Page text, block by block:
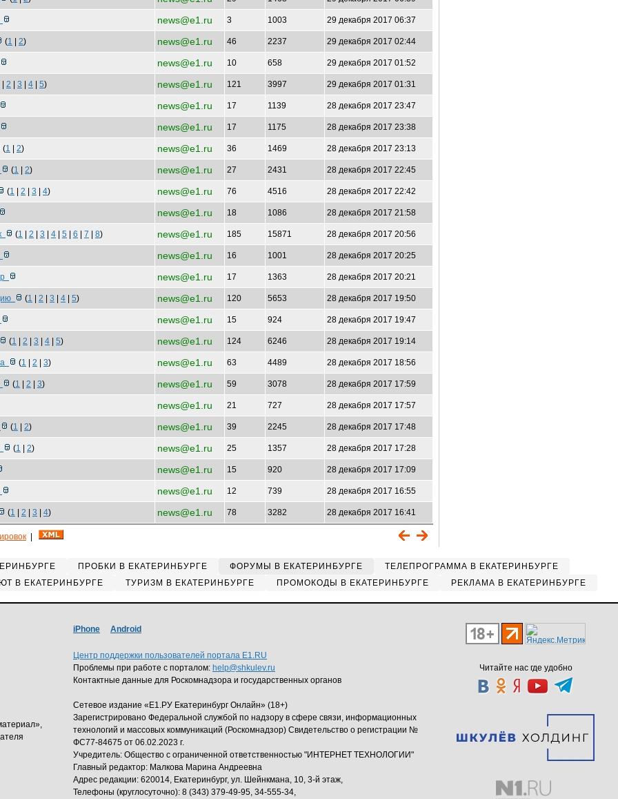
news@e1.ru 3 1003 29 декабря 2017 06:37
(1 2) news@e1.ru 46 2237 29 декабря 2017 02:44
news@e1.ru 10 658 29 декабря 2017 01:52
2 3 4 5) news@e1.ru 121 3997 29 декабря 2017 01:31
news@e1.ru 17 1139 28 декабря 2017 23:47
news@e1.ru 17 1175 28 декабря 2017 23:38
(1 2) news@e1.ru 36 1469 28 декабря 2017 23:13
(1 2) news@e1.ru 27 2431 28 декабря 2017 22:45
(1 2 3 4) news@e1.ru 76 4516 28 декабря 2017 22:42
news@e1.ru 18 1086 28 декабря 2017 21:58
(1 2 3 4 5 6 7 8) news@e1.ru 185 15871 28 декабря 2017 20:56
news@e1.ru 16 1001 28 декабря 2017 20:25
news@e1.ru 17 1363 28 декабря 2017 20:21
(1 2 3 4 5) news@e1.ru 120 5653 28 декабря 2017 19:50
news@e1.ru 15 924 28 декабря 2017 19:47
(1 2 3 4 5) news@e1.ru 124 6246 28 декабря 2017 19:14
(1 2 3) news@e1.ru 63 4489 28 декабря 2017 18:56
(1 2 3) news@e1.ru 59 3078 28 декабря 2017 17:59
news@e1.ru 21 727 28 декабря 2017 17:57
(1 2) news@e1.ru 39 2245 28 декабря 2017 17:48
(1 2) news@e1.ru 25 1357 28 декабря 2017 17:28
news@e1.ru 15 920 28 декабря 2017 17:09
news@e1.ru 12 739 28 декабря 2017 16:55
(1 2 3 4) news@e1.ru 78 3282 28 декабря 2017 16:41
ПРОБКИ В ЕКАТЕРИНБУРГЕ ФОРУМЫ В ЕКАТЕРИНБУРГЕ
ТЕЛЕПРОГРАММА В ЕКАТЕРИНБУРГЕ
В ЕКАТЕРИНБУРГЕ ТУРИЗМ В ЕКАТЕРИНБУРГЕ ПРОМОКОДЫ В ЕКАТЕРИНБУРГЕ РЕКЛАМА В ЕКАТЕРИНБУРГЕ
Читайте нас где удобно
iPhone Android
Центр поддержки пользователей портала E1.RU
Проблемы при работе с порталом: help@shkulev.ru
Контактные данные для Роскомнадзора и государственных органов
Сетевое издание «Е1.РУ Екатеринбург Онлайн» (18+)
Зарегистрировано Федеральной службой по надзору в сфере связи, информационных
технологий и массовых коммуникаций (Роскомнадзор) Свидетельство о регистрации №
ФС77-84675 от 06.02.2023 г.
Учредитель: Общество с ограниченной ответственностью "ИНТЕРНЕТ ТЕХНОЛОГИИ"
Главный редактор: Малкова Марина Андреевна
Адрес редакции: 620014, Екатеринбург, ул. Шейнкмана, 10, 3-й этаж,
Телефоны (круглосуточно): 8 (343) 379-49-95, 34-555-34,